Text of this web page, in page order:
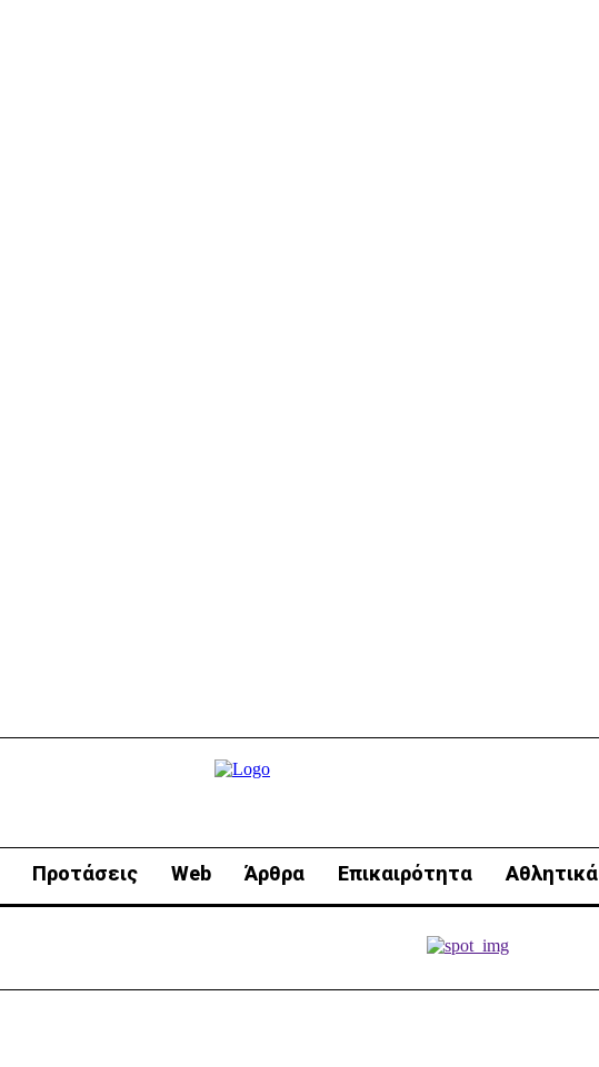
Προτάσεις Web Άρθρα Επικαιρότητα Αθλητικά